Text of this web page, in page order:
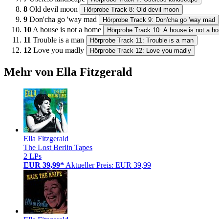
8 Old devil moon Hörprobe Track 8: Old devil moon
9 Don'cha go 'way mad Hörprobe Track 9: Don'cha go 'way mad
10A house is not a home Hörprobe Track 10: A house is not a
11 Trouble is a man Hörprobe Track 11: Trouble is a man
12 Love you madly Hörprobe Track 12: Love you madly
Mehr von Ella Fitzgerald
Ella Fitzgerald
The Lost Berlin Tapes
2 LPs
EUR 39,99* Aktueller Preis: EUR 39,99